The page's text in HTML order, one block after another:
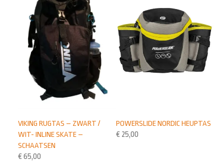
POWERSLIDE NORDIC HEUPTAS
€ 25,00
VIKING RUGTAS – ZWART /
WIT- INLINE SKATE –
SCHAATSEN
€ 65,00